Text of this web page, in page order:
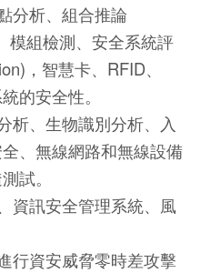
分析、組合推論
模組檢測、安全系統評
，智慧卡、RFID、
的安全性。
析、生物識別分析、入
、無線網路和無線設備
試。
資訊安全管理系統、風
行資安威脅零時差攻擊